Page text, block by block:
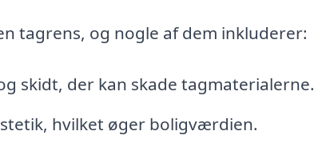
tagrens, og nogle af dem inkluderer:
skidt, der kan skade tagmaterialerne.
hvilket øger boligværdien.